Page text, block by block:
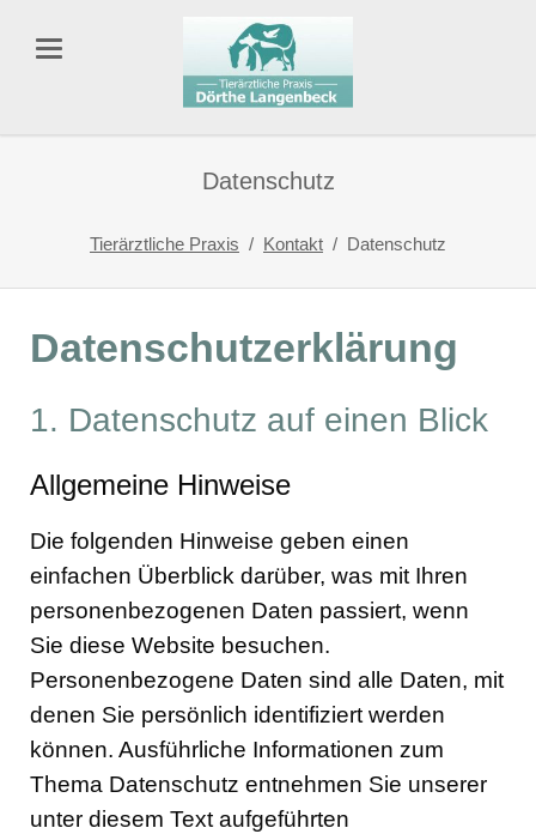
Datenschutz
Tierärztliche Praxis Kontakt Datenschutz
Datenschutzerklärung
1. Datenschutz auf einen Blick
Allgemeine Hinweise
Die folgenden Hinweise geben einen
einfachen Überblick darüber, was mit Ihren
personenbezogenen Daten passiert, wenn
Sie diese Website besuchen.
Personenbezogene Daten sind alle Daten, mit
denen Sie persönlich identifiziert werden
können. Ausführliche Informationen zum
Thema Datenschutz entnehmen Sie unserer
unter diesem Text aufgeführten